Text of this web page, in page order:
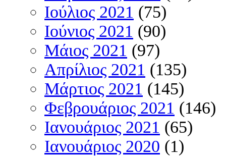
Ιούλιος 2021 (75)
Ιούνιος 2021 (90)
Μάιος 2021 (97)
Απρίλιος 2021 (135)
Μάρτιος 2021 (145)
Φεβρουάριος 2021 (146)
Ιανουάριος 2021 (65)
Ιανουάριος 2020 (1)